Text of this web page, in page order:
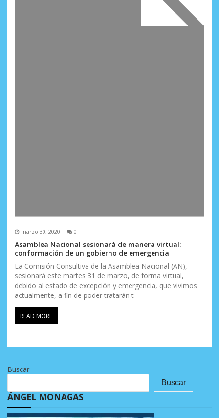
marzo 30, 2020 0
Asamblea Nacional sesionará de manera virtual:
conformación de un gobierno de emergencia
La Comisión Consultiva de la Asamblea Nacional (AN),
sesionará este martes 31 de marzo, de forma virtual,
debido al estado de excepción y emergencia, que vivimos
actualmente, a fin de poder tratarán t
READ MORE
Buscar
Buscar
ÁNGEL MONAGAS